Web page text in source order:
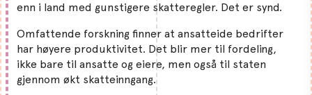
enn i land med gunstigere skatteregler. Det er synd.
Omfattende forskning finner at ansatteide bedrifter
har høyere produktivitet. Det blir mer til fordeling,
ikke bare til ansatte og eiere, men også til staten
gjennom økt skatteinngang.